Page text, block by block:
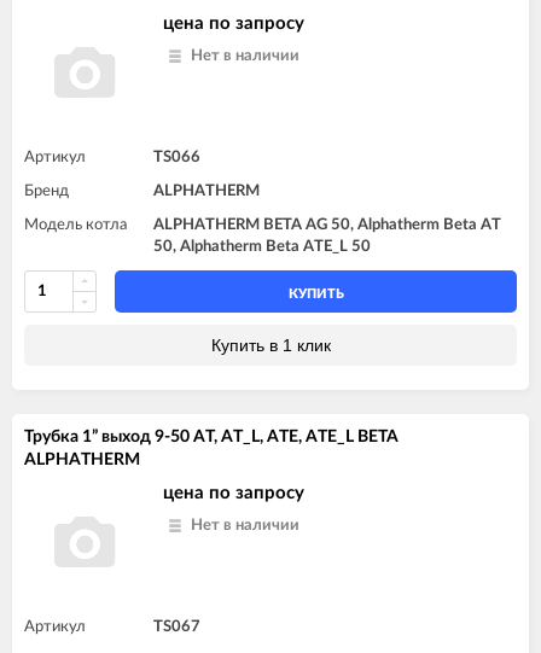
цена по запросу
Нет в наличии
Артикул TS066
Бренд ALPHATHERM
Модель котла
ALPHATHERM BETA AG 50, Alphatherm Beta AT
50, Alphatherm Beta ATE_L 50
КУПИТЬ
Купить в 1 клик
Трубка 1” выход 9-50 AT, AT_L, ATE, ATE_L BETA
ALPHATHERM
цена по запросу
Нет в наличии
Артикул TS067